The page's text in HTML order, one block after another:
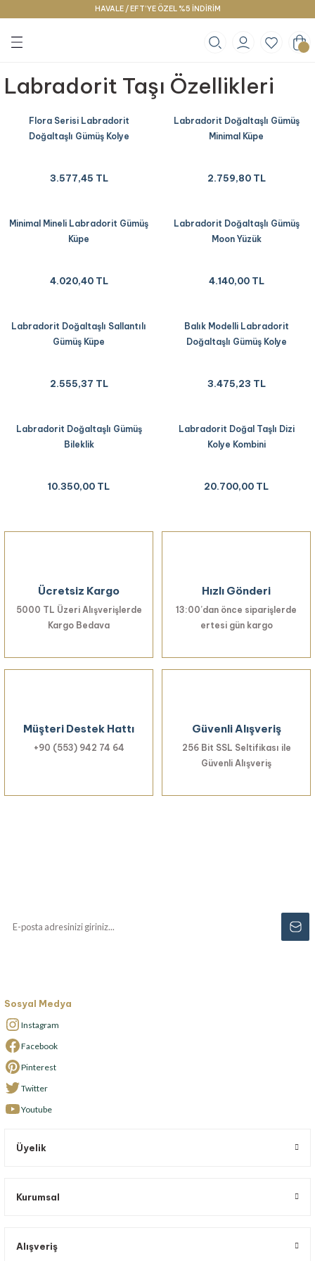
HAVALE / EFT’YE ÖZEL %5 İNDİRİM
Geri Dön
Geri Dön
Geri Dön
Labradorit Taşı Özellikleri
Flora Serisi Labradorit
Doğaltaşlı Gümüş Kolye
3.577,45 TL
Labradorit Doğaltaşlı Gümüş
Minimal Küpe
2.759,80 TL
Minimal Mineli Labradorit Gümüş
Küpe
4.020,40 TL
Labradorit Doğaltaşlı Gümüş
Moon Yüzük
4.140,00 TL
Labradorit Doğaltaşlı Sallantılı
Gümüş Küpe
2.555,37 TL
Balık Modelli Labradorit
Doğaltaşlı Gümüş Kolye
3.475,23 TL
Labradorit Doğaltaşlı Gümüş
Bileklik
10.350,00 TL
Labradorit Doğal Taşlı Dizi
Kolye Kombini
20.700,00 TL
Ücretsiz Kargo
5000 TL Üzeri Alışverişlerde
Kargo Bedava
Hızlı Gönderi
13:00’dan önce siparişlerde
ertesi gün kargo
Müşteri Destek Hattı
+90 (553) 942 74 64
Güvenli Alışveriş
256 Bit SSL Seltifikası ile
Güvenli Alışveriş
Sosyal Medya
Instagram
Facebook
Pinterest
Twitter
Youtube
Üyelik
Kurumsal
Alışveriş